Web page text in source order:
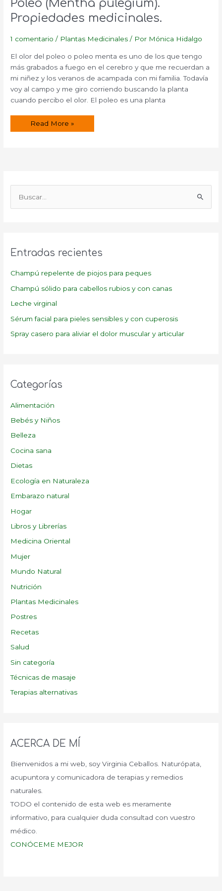
Poleo (Mentha pulegium).
Propiedades medicinales.
1 comentario / Plantas Medicinales / Por Mónica Hidalgo
El olor del poleo o poleo menta es uno de los que tengo
más grabados a fuego en el cerebro y que me recuerdan a
mi niñez y los veranos de acampada con mi familia. Todavía
voy al campo y me giro corriendo buscando la planta
cuando percibo el olor. El poleo es una planta
Poleo
Read More »
r
p
o
Entradas recientes
Champú repelente de piojos para peques
Champú sólido para cabellos rubios y con canas
Leche virginal
Sérum facial para pieles sensibles y con cuperosis
Spray casero para aliviar el dolor muscular y articular
Categorías
Alimentación
Bebés y Niños
Belleza
Cocina sana
Dietas
Ecología en Naturaleza
Embarazo natural
Hogar
Libros y Librerías
Medicina Oriental
Mujer
Mundo Natural
Nutrición
Plantas Medicinales
Postres
Recetas
Salud
Sin categoría
Técnicas de masaje
Terapias alternativas
ACERCA DE MÍ
Bienvenidos a mi web, soy Virginia Ceballos. Naturópata,
acupuntora y comunicadora de terapias y remedios
naturales.
TODO el contenido de esta web es meramente
informativo, para cualquier duda consultad con vuestro
médico.
CONÓCEME MEJOR